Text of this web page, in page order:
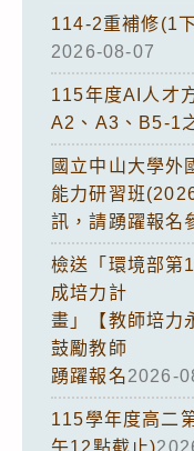
114-2重補修(1
2026-08-07
115年度AI人才
A2、A3、B5-1
國立中山大學外
能力研習班
訊，請踴躍報名
檢送「環境部第
成培力計
畫」【教師培力
鼓勵教師
踴躍報名2026-
115學年度高二
午12點截止)